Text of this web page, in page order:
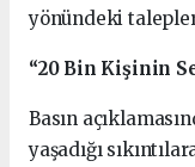
yönündeki
“20 Bin Kişinin
Basın
yaşadığı